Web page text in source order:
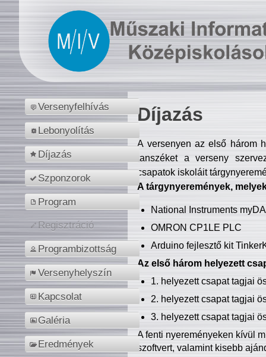
Versenyfelhívás
Lebonyolítás
Díjazás
Szponzorok
Program
Regisztráció
Programbizottság
Versenyhelyszín
Kapcsolat
Galéria
Eredmények
Díjazás
A versenyen az első három
tanszéket a verseny
csapatok iskoláit
A tárgynyeremények,
National Instruments
OMRON CP1LE PLC
Arduino fejlesztő kit
Az első három helyezett
1. helyezett csapat tagjai
2. helyezett csapat tagjai
3. helyezett csapat tagjai
A fenti nyereményeken kívül
szoftvert, valamint kisebb